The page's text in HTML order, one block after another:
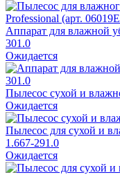
Аппарат для влажной
301.0
Ожидается
Пылесос сухой и
Ожидается
Пылесос для сухой и
1.667-291.0
Ожидается